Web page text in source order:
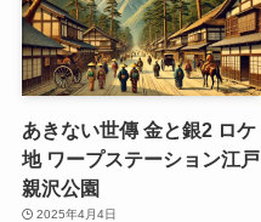
あきない世傳 金と銀2 ロケ
地 ワープステーション江戸
親沢公園
2025年4月4日